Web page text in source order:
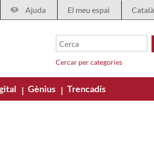
Ajuda El meu espai
Cercar per categories
| Gènius | Trencadís